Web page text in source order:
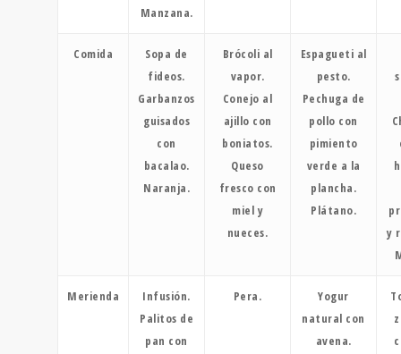
Manzana.
Comida
Sopa de
fideos.
Garbanzos
guisados
con
bacalao.
Naranja.
Brócoli al
vapor.
Conejo al
ajillo con
boniatos.
Queso
fresco con
miel y
nueces.
Espagueti al
pesto.
Pechuga de
pollo con
pimiento
verde a la
plancha.
Plátano.
y
Merienda
Infusión.
Palitos de
pan con
Pera.
Yogur
natural con
avena.